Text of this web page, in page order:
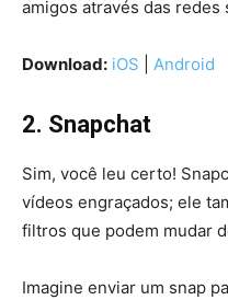
amigos através das redes
Download: iOS Android
2. Snapchat
Sim, você leu certo!
vídeos engraçados; ele
filtros que podem mudar
Imagine enviar um snap